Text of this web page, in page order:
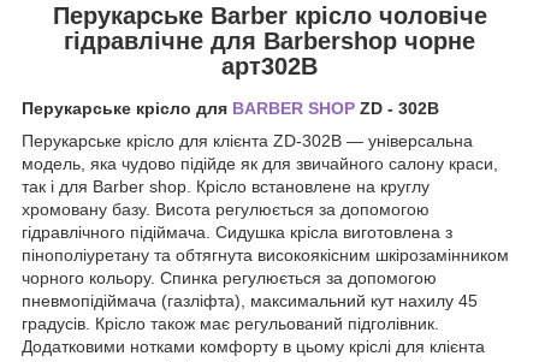
Перукарське Barber крісло чоловіче
гідравлічне для Barbershop чорне
арт302В
Перукарське крісло для BARBER SHOP ZD - 302B
Перукарське крісло для клієнта ZD-302B — універсальна
модель, яка чудово підійде як для звичайного салону краси,
так і для Barber shop. Крісло встановлене на круглу
хромовану базу. Висота регулюється за допомогою
гідравлічного підіймача. Сидушка крісла виготовлена з
пінополіуретану та обтягнута високоякісним шкірозамінником
чорного кольору. Спинка регулюється за допомогою
пневмопідіймача (газліфта), максимальний кут нахилу 45
градусів. Крісло також має регульований підголівник.
Додатковими нотками комфорту в цьому кріслі для клієнта